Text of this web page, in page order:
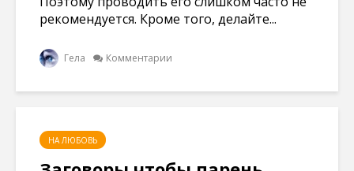
рекомендуется. Кроме того, делайте...
Гела Комментарии
НА ЛЮБОВЬ